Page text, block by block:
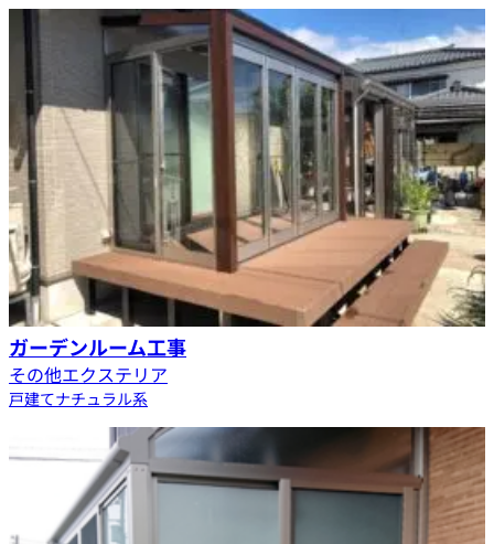
ガーデンルーム工事
その他エクステリア
戸建てナチュラル系